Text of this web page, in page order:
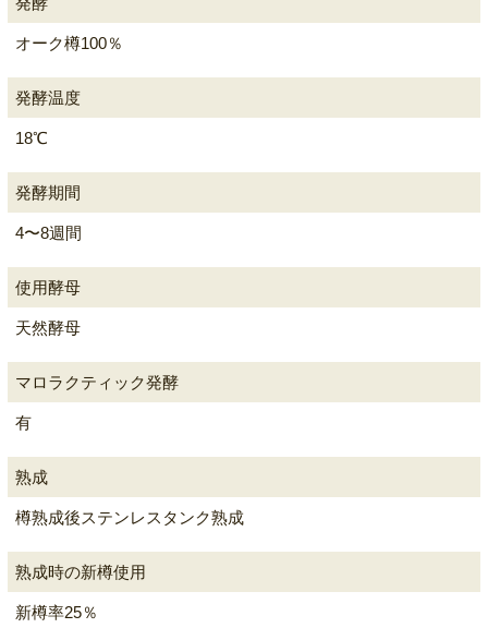
オーク樽100％
発酵温度
18℃
発酵期間
4〜8週間
使用酵母
天然酵母
マロラクティック発酵
有
熟成
樽熟成後ステンレスタンク熟成
熟成時の新樽使用
新樽率25％